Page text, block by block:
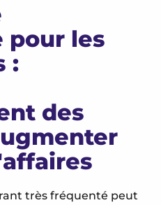
pour les
:
des
très fréquenté peut